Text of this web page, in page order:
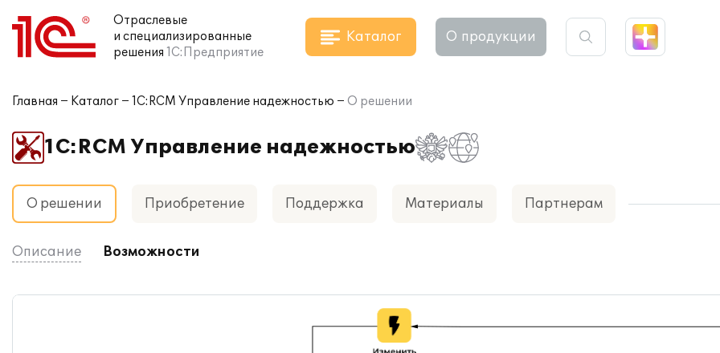
Отраслевые
и специализированные
решения 1С:Предприятие
Каталог О продукции
Главная Каталог 1С:RCM Управление надежностью О решении
1С:RCM Управление надежностью
О решении Приобретение Поддержка Материалы Партнерам
Описание Возможности